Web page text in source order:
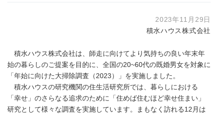
2023年11月29日
積水ハウス株式会社
積水ハウス株式会社は、師走に向けてより気持ちの良い年末年
始の暮らしのご提案を目的に、全国の20~60代の既婚男女を対象に
「年始に向けた大掃除調査（2023）」を実施しました。
積水ハウスの研究機関の住生活研究所では、暮らしにおける
「幸せ」のさらなる追求のために「住めば住むほど幸せ住まい」
研究として様々な調査を実施しています。まもなく訪れる12月は